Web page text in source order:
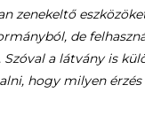
zenekeltő
de
Szóval a látvány is
hogy milyen érzés